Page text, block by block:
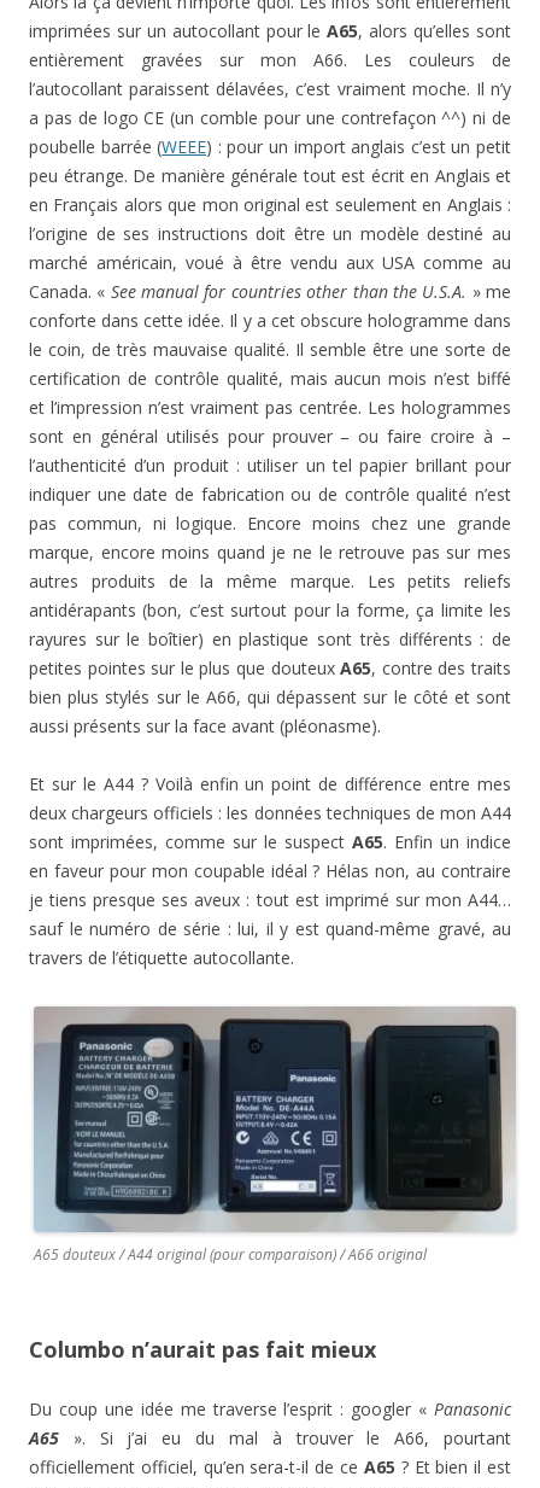
imprimées sur un autocollant pour leA65, alors qu’elles sont
entièrement gravées sur mon A66. Les couleurs de
l’autocollant paraissent délavées, c’est vraiment moche. Il n’y
a pas de logo CE (un comble pour une contrefaçon ^^) ni de
poubelle barrée (WEEE) : pour un import anglais c’est un petit
peu étrange. De manière générale tout est écrit en Anglais et
en Français alors que mon original est seulement en Anglais :
l’origine de ses instructions doit être un modèle destiné au
marché américain, voué à être vendu aux USA comme au
Canada. « See manual for countries other than the U.S.A. » me
conforte dans cette idée. Il y a cet obscure hologramme dans
le coin, de très mauvaise qualité. Il semble être une sorte de
certification de contrôle qualité, mais aucun mois n’est biffé
et l’impression n’est vraiment pas centrée. Les hologrammes
sont en général utilisés pour prouver – ou faire croire à –
l’authenticité d’un produit : utiliser un tel papier brillant pour
indiquer une date de fabrication ou de contrôle qualité n’est
pas commun, ni logique. Encore moins chez une grande
marque, encore moins quand je ne le retrouve pas sur mes
autres produits de la même marque. Les petits reliefs
antidérapants (bon, c’est surtout pour la forme, ça limite les
rayures sur le boîtier) en plastique sont très différents : de
petites pointes sur le plus que douteuxA65, contre des traits
bien plus stylés sur le A66, qui dépassent sur le côté et sont
aussi présents sur la face avant (pléonasme).
Et sur le A44 ? Voilà enfin un point de différence entre mes
deux chargeurs officiels : les données techniques de mon A44
sont imprimées, comme sur le suspect A65. Enfin un indice
en faveur pour mon coupable idéal ? Hélas non, au contraire
je tiens presque ses aveux : tout est imprimé sur mon A44…
sauf le numéro de série : lui, il y est quand-même gravé, au
travers de l’étiquette autocollante.
A65 douteux / A44 original (pour comparaison) / A66 original
Columbo n’aurait pas fait mieux
Du coup une idée me traverse l’esprit : googler « Panasonic
A65 ». Si j’ai eu du mal à trouver le A66, pourtant
officiellement officiel, qu’en sera-t-il de ce A65 ? Et bien il est